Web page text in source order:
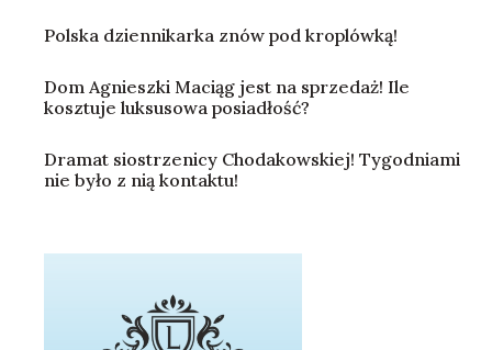
Polska dziennikarka znów pod kroplówką!
Dom Agnieszki Maciąg jest na sprzedaż! Ile
kosztuje luksusowa posiadłość?
Dramat siostrzenicy Chodakowskiej! Tygodniami
nie było z nią kontaktu!